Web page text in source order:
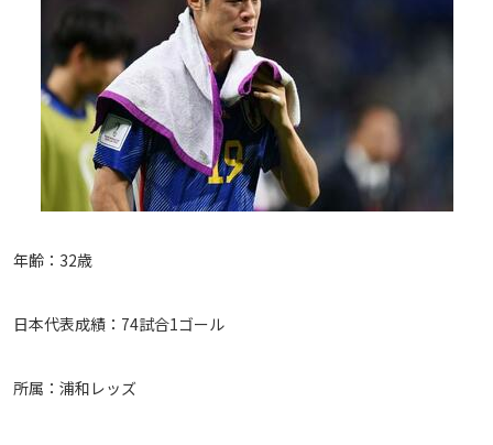
年齢：32歳
日本代表成績：74試合1ゴール
所属：浦和レッズ